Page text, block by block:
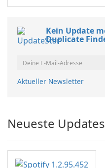
Kein Update
Duplicate
Aktueller Newsletter
Neueste Updates